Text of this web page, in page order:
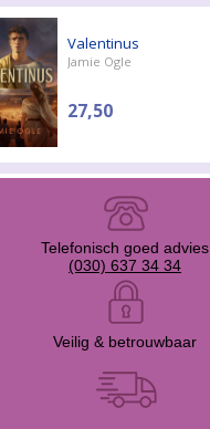
Valentinus
Jamie Ogle
27,50
Telefonisch goed advies
(030) 637 34 34
Veilig & betrouwbaar